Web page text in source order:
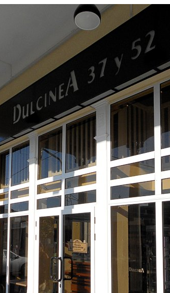
Temprano oficio de lector
2 noviembre, 2024
Francisco G. Navarro
0